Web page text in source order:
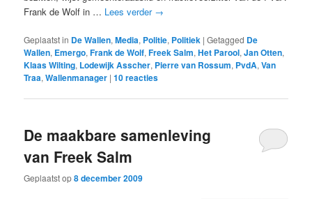
Frank de Wolf in … Lees verder →
Geplaatst in De Wallen,Media, Politie, Politiek |Getagged De
Wallen, Emergo,Frank de Wolf,Freek Salm,Het Parool,Jan Otten,
Klaas Wilting, Lodewijk Asscher, Pierre van Rossum, PvdA,Van
Traa,Wallenmanager |10reacties
De maakbare samenleving
van Freek Salm
Geplaatst op8 december 2009